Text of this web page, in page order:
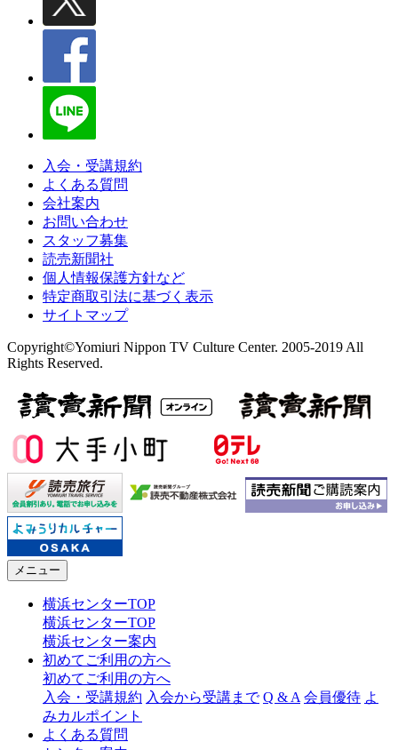
入会・受講規約
よくある質問
会社案内
お問い合わせ
スタッフ募集
読売新聞社
個人情報保護方針など
特定商取引法に基づく表示
サイトマップ
Copyright©Yomiuri Nippon TV Culture Center. 2005-2019 All
Rights Reserved.
メニュー
横浜センターTOP
横浜センターTOP
横浜センター案内
初めてご利用の方へ
初めてご利用の方へ
入会・受講規約 入会から受講まで Q & A 会員優待 よ
みカルポイント
よくある質問